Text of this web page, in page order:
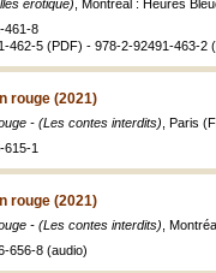
érotique) , Montréal : Heures
461-8
462-5 (PDF) - 978-2-92491-463-2
rouge (2021)
- (Les contes interdits) , Paris
615-1
rouge (2021)
- (Les contes interdits) ,
656-8 (audio)